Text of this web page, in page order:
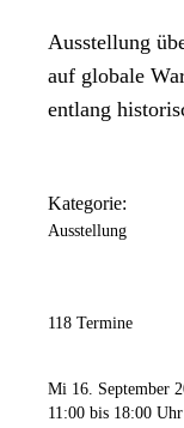
Ausstellung
auf globale
entlang
Kategorie:
Ausstellung
118 Termine
Mi 16. September
11:00 bis 18:00 Uhr